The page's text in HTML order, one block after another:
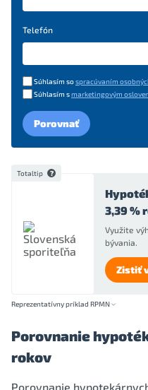
Telefón
Súhlasím sospracúvaním
Súhlasím smarketingovým
Porovnať
Totaltip
3,39 %
Využite
bývania.
Zistiť
Reprezentatívny príklad RPMN
Porovnanie
rokov
Porovnanie